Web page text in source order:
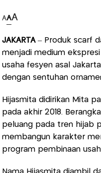
AAA
JAKARTA – Produk scarf
menjadi medium
usaha fesyen asal
dengan sentuhan
Hijasmita didirikan Mita
pada akhir 2018.
peluang pada tren hijab
membangun karakter
program pembinaan